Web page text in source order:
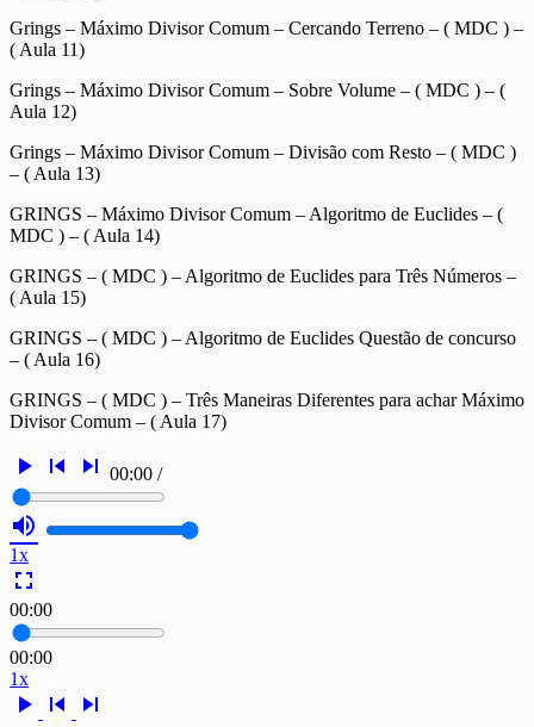
Grings – Máximo Divisor Comum – Cercando Terreno – ( MDC ) –
( Aula 11)
Grings – Máximo Divisor Comum – Sobre Volume – ( MDC ) – (
Aula 12)
Grings – Máximo Divisor Comum – Divisão com Resto – ( MDC )
– ( Aula 13)
GRINGS – Máximo Divisor Comum – Algoritmo de Euclides – (
MDC ) – ( Aula 14)
GRINGS – ( MDC ) – Algoritmo de Euclides para Três Números –
( Aula 15)
GRINGS – ( MDC ) – Algoritmo de Euclides Questão de concurso
– ( Aula 16)
GRINGS – ( MDC ) – Três Maneiras Diferentes para achar Máximo
Divisor Comum – ( Aula 17)
play_arrow skip_previous skip_next 00:00 /
volume_up
1x
fullscreen
00:00
00:00
1x
play_arrow skip_previous
skip_next